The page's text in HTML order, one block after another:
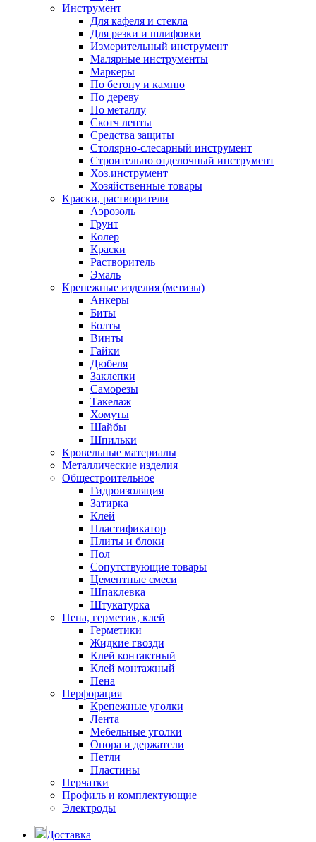
Инструмент
Для кафеля и стекла
Для резки и шлифовки
Измерительный инструмент
Малярные инструменты
Маркеры
По бетону и камню
По дереву
По металлу
Скотч ленты
Средства защиты
Столярно-слесарный инструмент
Строительно отделочный инструмент
Хоз.инструмент
Хозяйственные товары
Краски, растворители
Аэрозоль
Грунт
Колер
Краски
Растворитель
Эмаль
Крепежные изделия (метизы)
Анкеры
Биты
Болты
Винты
Гайки
Дюбеля
Заклепки
Саморезы
Такелаж
Хомуты
Шайбы
Шпильки
Кровельные материалы
Металлические изделия
Общестроительное
Гидроизоляция
Затирка
Клей
Пластификатор
Плиты и блоки
Пол
Сопутствующие товары
Цементные смеси
Шпаклевка
Штукатурка
Пена, герметик, клей
Герметики
Жидкие гвозди
Клей контактный
Клей монтажный
Пена
Перфорация
Крепежные уголки
Лента
Мебельные уголки
Опора и держатели
Петли
Пластины
Перчатки
Профиль и комплектующие
Электроды
Доставка